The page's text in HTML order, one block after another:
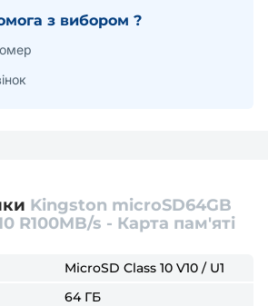
з вибором ?
Kingston microSD64GB
R100MB/s - Карта пам'яті
MicroSD Class 10 V10 / U1
64 ГБ